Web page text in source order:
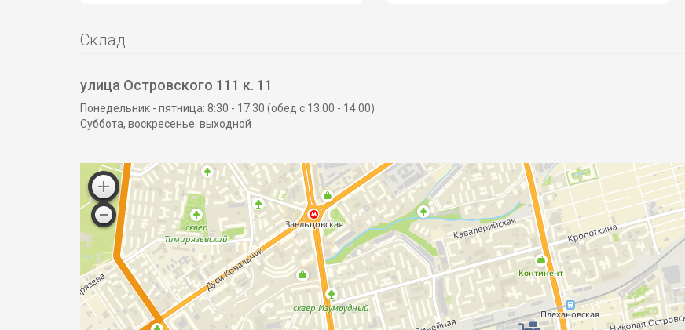
Склад
улица Островского 111 к. 11
Понедельник - пятница: 8:30 - 17:30 (обед с 13:00 - 14:00)
Суббота, воскресенье: выходной